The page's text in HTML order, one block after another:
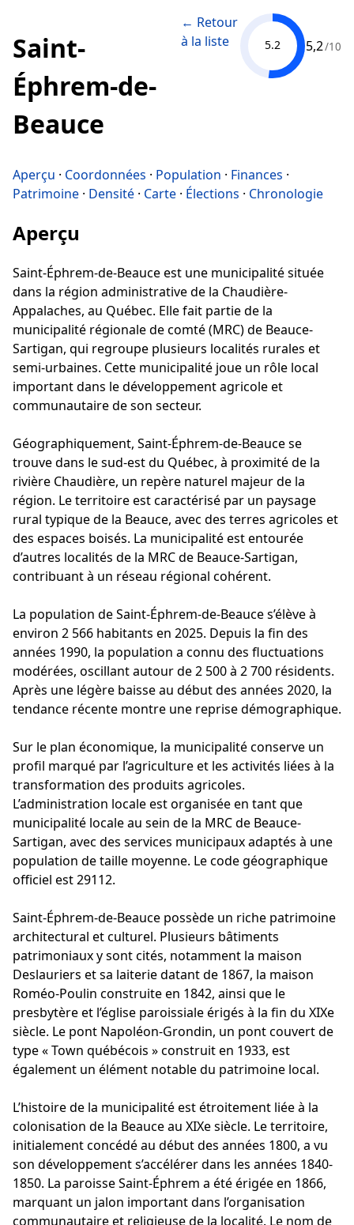
Saint-
Éphrem-de-
Beauce
← Retour
à la liste
5.2 5,2/10
Aperçu · Coordonnées · Population · Finances ·
Patrimoine · Densité · Carte · Élections · Chronologie
Aperçu
Saint-Éphrem-de-Beauce est une municipalité située
dans la région administrative de la Chaudière-
Appalaches, au Québec. Elle fait partie de la
municipalité régionale de comté (MRC) de Beauce-
Sartigan, qui regroupe plusieurs localités rurales et
semi-urbaines. Cette municipalité joue un rôle local
important dans le développement agricole et
communautaire de son secteur.
Géographiquement, Saint-Éphrem-de-Beauce se
trouve dans le sud-est du Québec, à proximité de la
rivière Chaudière, un repère naturel majeur de la
région. Le territoire est caractérisé par un paysage
rural typique de la Beauce, avec des terres agricoles et
des espaces boisés. La municipalité est entourée
d’autres localités de la MRC de Beauce-Sartigan,
contribuant à un réseau régional cohérent.
La population de Saint-Éphrem-de-Beauce s’élève à
environ 2 566 habitants en 2025. Depuis la fin des
années 1990, la population a connu des fluctuations
modérées, oscillant autour de 2 500 à 2 700 résidents.
Après une légère baisse au début des années 2020, la
tendance récente montre une reprise démographique.
Sur le plan économique, la municipalité conserve un
profil marqué par l’agriculture et les activités liées à la
transformation des produits agricoles.
L’administration locale est organisée en tant que
municipalité locale au sein de la MRC de Beauce-
Sartigan, avec des services municipaux adaptés à une
population de taille moyenne. Le code géographique
officiel est 29112.
Saint-Éphrem-de-Beauce possède un riche patrimoine
architectural et culturel. Plusieurs bâtiments
patrimoniaux y sont cités, notamment la maison
Deslauriers et sa laiterie datant de 1867, la maison
Roméo-Poulin construite en 1842, ainsi que le
presbytère et l’église paroissiale érigés à la fin du XIXe
siècle. Le pont Napoléon-Grondin, un pont couvert de
type « Town québécois » construit en 1933, est
également un élément notable du patrimoine local.
L’histoire de la municipalité est étroitement liée à la
colonisation de la Beauce au XIXe siècle. Le territoire,
initialement concédé au début des années 1800, a vu
son développement s’accélérer dans les années 1840-
1850. La paroisse Saint-Éphrem a été érigée en 1866,
marquant un jalon important dans l’organisation
communautaire et religieuse de la localité. Le nom de